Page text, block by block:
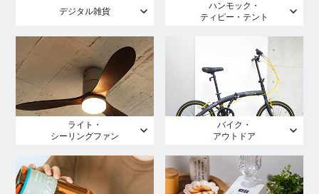
デジタル雑貨
ハンモック・
ティピー・テント
ライト・
シーリングファン
バイク・
アウトドア